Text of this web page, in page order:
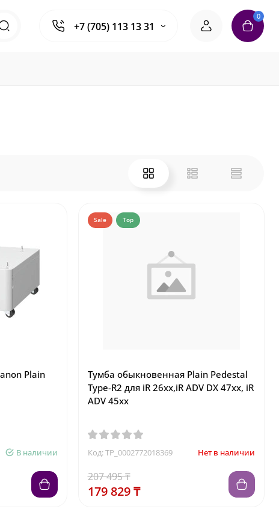
+7 (705) 113 13 31
0
Plain
В наличии
Sale Top
Тумба обыкновенная Plain Pedestal
Type-R2 для iR 26xx,iR ADV DX 47xx, iR
ADV 45xx
Код: TP_0002772018369 Нет в наличии
207 495 ₸
179 829 ₸